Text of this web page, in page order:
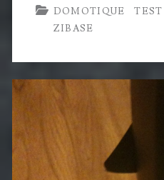
parle
Zibase
exécution
de
DOMOTIQUE TEST
ZIBASE